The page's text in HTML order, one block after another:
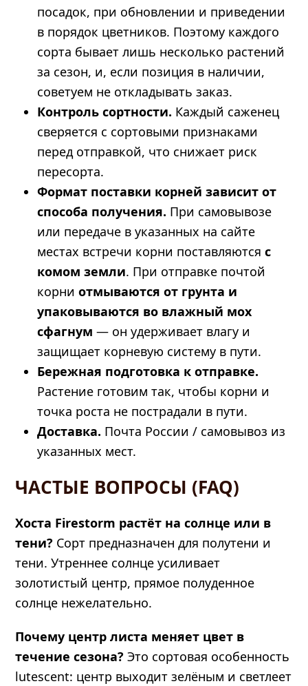
посадок, при обновлении и приведении
в порядок цветников. Поэтому каждого
сорта бывает лишь несколько растений
за сезон, и, если позиция в наличии,
советуем не откладывать заказ.
Контроль сортности. Каждый саженец
сверяется с сортовыми признаками
перед отправкой, что снижает риск
пересорта.
Формат поставки корней зависит от
способа получения. При самовывозе
или передаче в указанных на сайте
местах встречи корни поставляютсяс
комом земли. При отправке почтой
корниотмываются от грунта и
упаковываются во влажный мох
сфагнум — он удерживает влагу и
защищает корневую систему в пути.
Бережная подготовка к отправке.
Растение готовим так, чтобы корни и
точка роста не пострадали в пути.
Доставка. Почта России / самовывоз из
указанных мест.
ЧАСТЫЕ ВОПРОСЫ (FAQ)
Хоста Firestorm растёт на солнце или в
тени? Сорт предназначен для полутени и
тени. Утреннее солнце усиливает
золотистый центр, прямое полуденное
солнце нежелательно.
Почему центр листа меняет цвет в
течение сезона?Это сортовая особенность
lutescent: центр выходит зелёным и светлеет